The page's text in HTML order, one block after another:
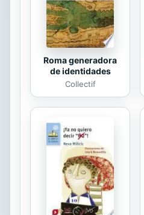
Para el lector
interés leer
algunos muy
Roma generadora
de identidades
Collectif